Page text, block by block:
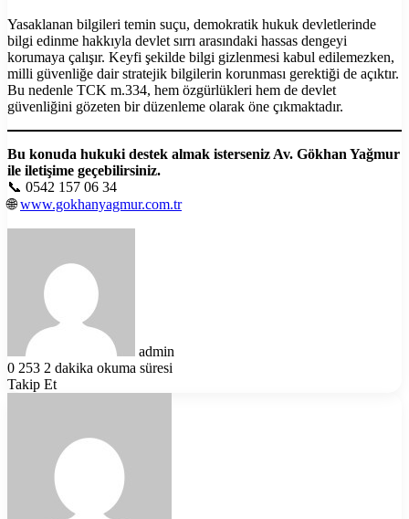
Yasaklanan bilgileri temin suçu, demokratik hukuk devletlerinde
bilgi edinme hakkıyla devlet sırrı arasındaki hassas dengeyi
korumaya çalışır. Keyfi şekilde bilgi gizlenmesi kabul edilemezken,
milli güvenliğe dair stratejik bilgilerin korunması gerektiği de açıktır.
Bu nedenle TCK m.334, hem özgürlükleri hem de devlet
güvenliğini gözeten bir düzenleme olarak öne çıkmaktadır.
Bu konuda hukuki destek almak isterseniz Av. Gökhan Yağmur
ile iletişime geçebilirsiniz.
📞 0542 157 06 34
🌐www.gokhanyagmur.com.tr
admin
0 253 2 dakika okuma süresi
Takip Et